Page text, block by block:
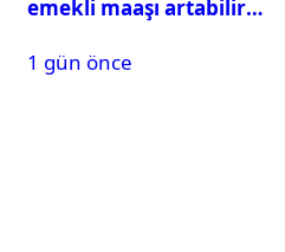
emekli maaşı artabilir
1 gün önce